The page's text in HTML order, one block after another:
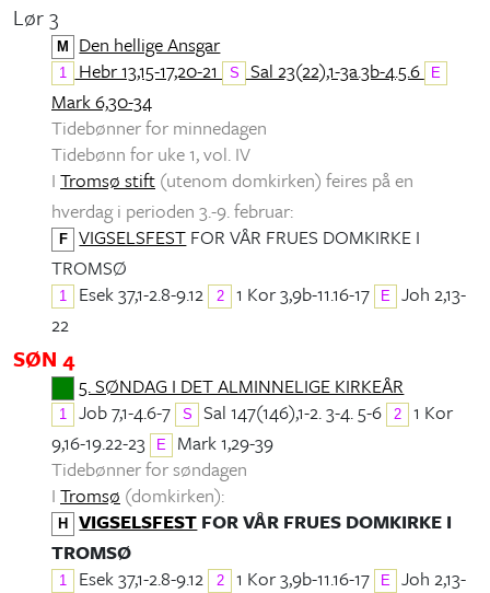
Lør 3
M Den hellige Ansgar
1 Hebr 13,15-17,20-21 S Sal 23(22),1-3a.3b-4.5.6 E
Mark 6,30-34
Tidebønner for minnedagen
Tidebønn for uke 1, vol. IV
I Tromsø stift (utenom domkirken) feires på en
hverdag i perioden 3.-9. februar:
F VIGSELSFEST FOR VÅR FRUES DOMKIRKE I
TROMSØ
1 Esek 37,1-2.8-9.12 2 1 Kor 3,9b-11.16-17 E
Joh 2,13-
22
SØN 4
5. SØNDAG I DET ALMINNELIGE KIRKEÅR
1 Job 7,1-4.6-7 S Sal 147(146),1-2. 3-4. 5-6 2
1 Kor
9,16-19.22-23
E
Mark 1,29-39
Tidebønner for søndagen
I Tromsø (domkirken):
H VIGSELSFEST FOR VÅR FRUES DOMKIRKE I
TROMSØ
1 Esek 37,1-2.8-9.12 2 1 Kor 3,9b-11.16-17 E
Joh 2,13-